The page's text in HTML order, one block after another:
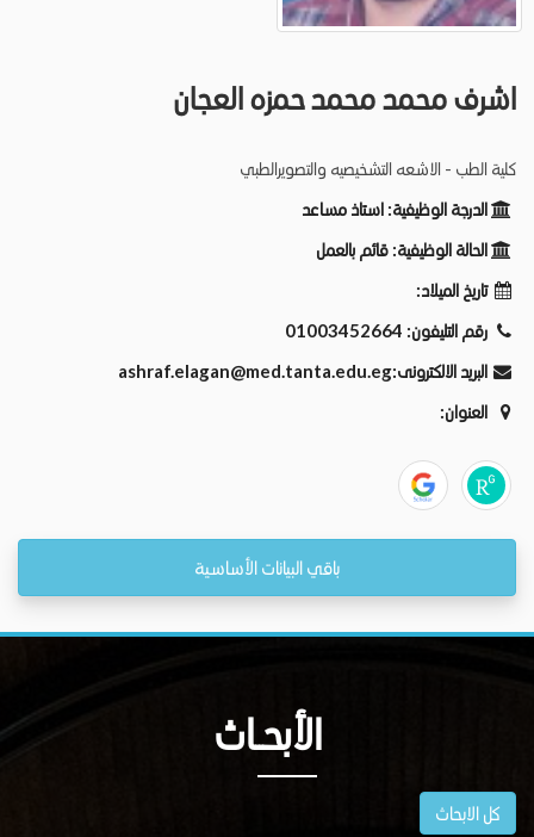
اشرف محمد محمد حمزه العجان
كلية الطب - الاشعه التشخيصيه والتصويرالطبي
الدرجة الوظيفية: استاذ مساعد
الحالة الوظيفية: قائم بالعمل
تاريخ الميلاد:
رقم التليفون: 01003452664
البريد الالكترونى:ashraf.elagan@med.tanta.edu.eg
العنوان:
باقي البيانات الأساسية
الأبحــاث
كل الابحاث